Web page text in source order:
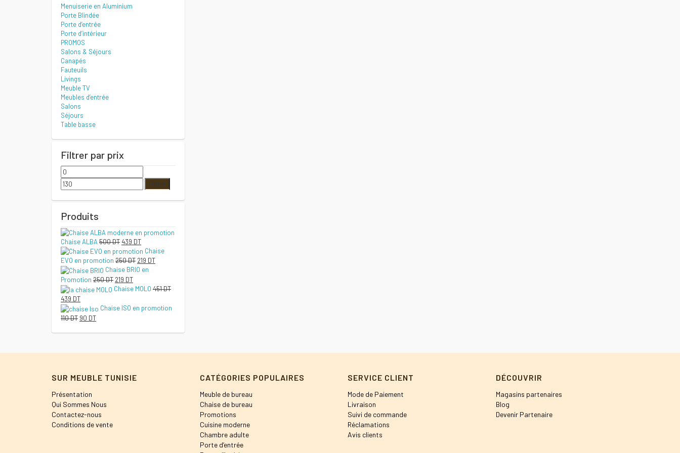
Menuiserie en Aluminium
Porte Blindée
Porte d’entrée
Porte d’intérieur
PROMOS
Salons & Séjours
Canapés
Fauteuils
Livings
Meuble TV
Meubles d’entrée
Salons
Séjours
Table basse
Filtrer par prix
Prix
min
max
Filtrer
Produits
Chaise ALBA 500DT Le
prix
initial
était :
500 DT.
439 DTLe
prix
actuel
est :
Chaise
EVO en promotion 250DT Le
prix
était :
219 DTLe
est :
Chaise BRIO en
Promotion 250DT Le
prix
était :
219 DTLe
prix
est :
Chaise MOLO 451DT
Le
prix
initial
451 DT.
439 DTLe
prix
actuel
439 DT.
Chaise ISO en promotion
110DT Le
initial
110 DT.
90 DTLe
actuel
90 DT.
SUR MEUBLE TUNISIE
Présentation
Qui Sommes Nous
Contactez-nous
Conditions de vente
CATÉGORIES POPULAIRES
Meuble de bureau
Chaise de bureau
Promotions
Cuisine moderne
Chambre adulte
Porte d’entrée
SERVICE CLIENT
Mode de Paiement
Livraison
Suivi de commande
Réclamations
Avis clients
DÉCOUVRIR
Magasins partenaires
Blog
Devenir Partenaire